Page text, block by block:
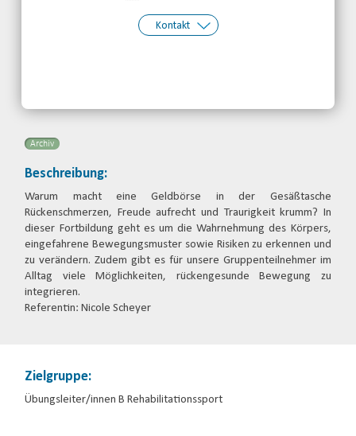
Kontakt
Archiv
Beschreibung:
Warum macht eine Geldbörse in der Gesäßtasche
Rückenschmerzen, Freude aufrecht und Traurigkeit krumm? In
dieser Fortbildung geht es um die Wahrnehmung des Körpers,
eingefahrene Bewegungsmuster sowie Risiken zu erkennen und
zu verändern. Zudem gibt es für unsere Gruppenteilnehmer im
Alltag viele Möglichkeiten, rückengesunde Bewegung zu
integrieren.
Referentin: Nicole Scheyer
Zielgruppe:
Übungsleiter/innen B Rehabilitationssport